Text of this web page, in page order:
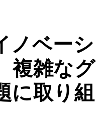
ノベーシ
複雑なグ
に取り組